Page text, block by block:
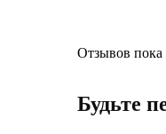
Отзывов пока
Будьте